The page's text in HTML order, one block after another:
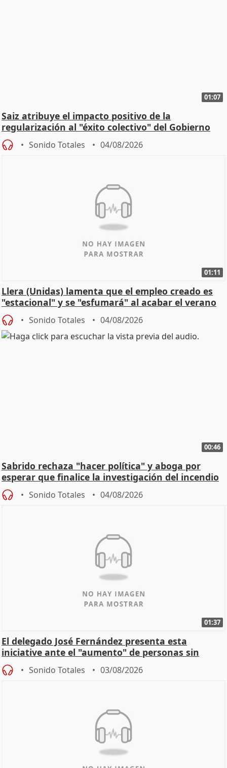
01:07
Saiz atribuye el impacto positivo de la
regularización al "éxito colectivo" del Gobierno
Sonido Totales 04/08/2026
01:11
Llera (Unidas) lamenta que el empleo creado es
"estacional" y se "esfumará" al acabar el verano
Sonido Totales 04/08/2026
00:46
Sabrido rechaza "hacer política" y aboga por
esperar que finalice la investigación del incendio
Sonido Totales 04/08/2026
01:37
El delegado José Fernández presenta esta
iniciative ante el "aumento" de personas sin
hogar en Madri
Sonido Totales 03/08/2026